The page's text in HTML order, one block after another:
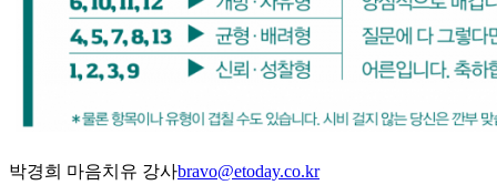
박경희 마음치유 강사bravo@etoday.co.kr